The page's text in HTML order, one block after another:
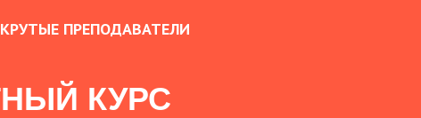
КРУТЫЕ ПРЕПОДАВАТЕЛИ
КУРС